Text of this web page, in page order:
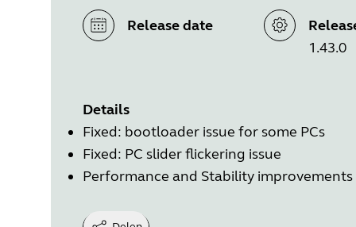
Release date
1.43.0
Details
Fixed: bootloader issue for some PCs
Fixed: PC slider flickering issue
Performance and Stability improvements